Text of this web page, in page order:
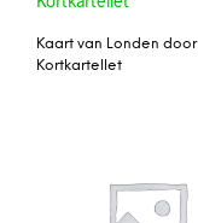
Kaart van Londen door
Kortkartellet